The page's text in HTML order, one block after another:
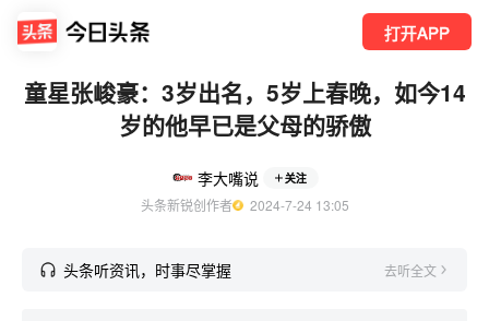
打开APP
童星张峻豪：3岁出名，5岁上春晚，如今14
岁的他早已是父母的骄傲
李大嘴说 关注
头条新锐创作者
  2024-7-24 13:05
头条听资讯，时事尽掌握 去听全文